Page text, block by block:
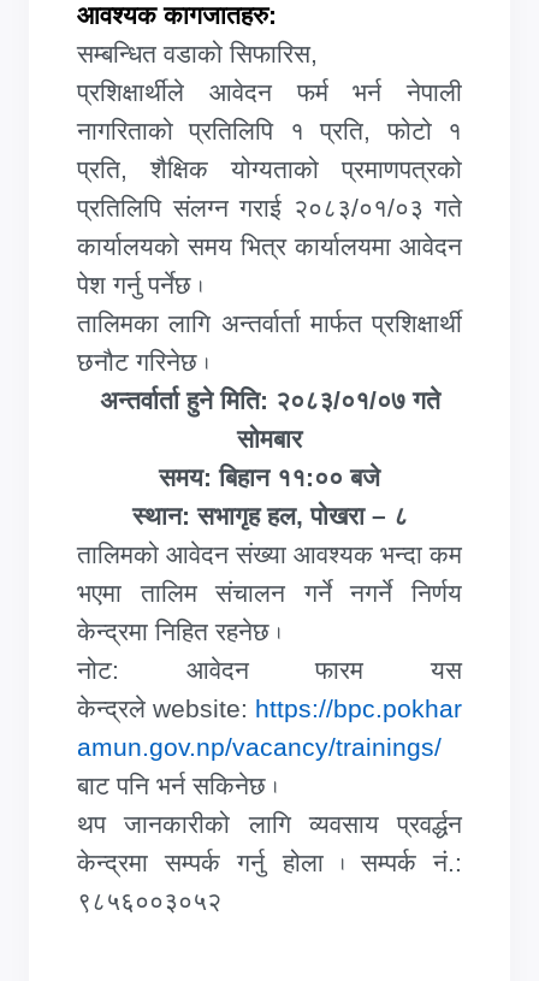
आवश्यक कागजातहरु:
सम्बन्धित वडाको सिफारिस,
प्रशिक्षार्थीले आवेदन फर्म भर्न नेपाली
नागरिताको प्रतिलिपि १ प्रति, फोटो १
प्रति, शैक्षिक योग्यताको प्रमाणपत्रको
प्रतिलिपि संलग्न गराई २०८३/०१/०३ गते
कार्यालयको समय भित्र कार्यालयमा आवेदन
पेश गर्नु पर्नेछ .
तालिमका लागि अन्तर्वार्ता मार्फत प्रशिक्षार्थी
छनौट गरिनेछ .
अन्तर्वार्ता हुने मिति: २०८३/०१/०७ गते
सोमबार
समय: बिहान ११:०० बजे
स्थान: सभागृह हल, पोखरा – ८
तालिमको आवेदन संख्या आवश्यक भन्दा कम
भएमा तालिम संचालन गर्ने नगर्ने निर्णय
केन्द्रमा निहित रहनेछ .
नोट: आवेदन फारम यस
केन्द्रले website: https://bpc.pokhar
amun.gov.np/vacancy/trainings/
बाट पनि भर्न सकिनेछ .
थप जानकारीको लागि व्यवसाय प्रवर्द्धन
केन्द्रमा सम्पर्क गर्नु होला
.सम्पर्क नं.:
९८५६००३०५२